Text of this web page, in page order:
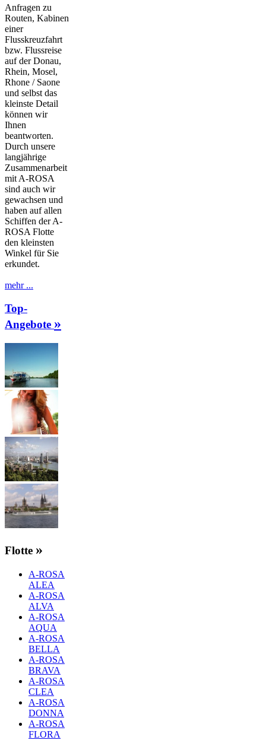
Anfragen zu
Routen, Kabinen
einer
Flusskreuzfahrt
bzw. Flussreise
auf der Donau,
Rhein, Mosel,
Rhone / Saone
und selbst das
kleinste Detail
können wir
Ihnen
beantworten.
Durch unsere
langjährige
Zusammenarbeit
mit A-ROSA
sind auch wir
gewachsen und
haben auf allen
Schiffen der A-
ROSA Flotte
den kleinsten
Winkel für Sie
erkundet.
mehr ...
Top-
Angebote »
Flotte »
A-ROSA
ALEA
A-ROSA
ALVA
A-ROSA
AQUA
A-ROSA
BELLA
A-ROSA
BRAVA
A-ROSA
CLEA
A-ROSA
DONNA
A-ROSA
FLORA